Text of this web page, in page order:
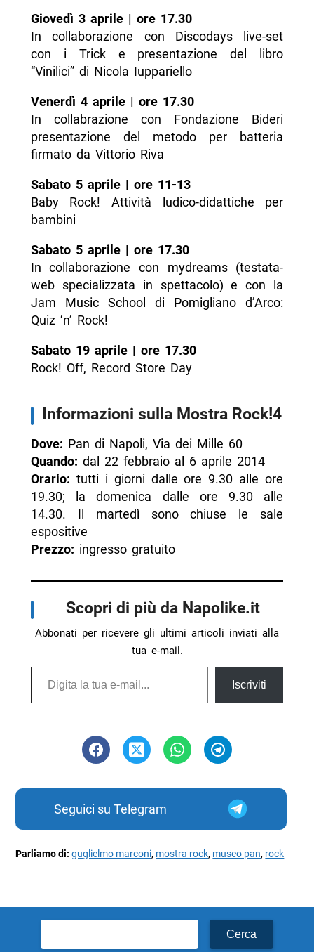
Giovedì 3 aprile | ore 17.30
In collaborazione con Discodays live-set
con i Trick e presentazione del libro
“Vinilici” di Nicola Iuppariello
Venerdì 4 aprile | ore 17.30
In collabrazione con Fondazione Bideri
presentazione del metodo per batteria
firmato da Vittorio Riva
Sabato 5 aprile | ore 11-13
Baby Rock! Attività ludico-didattiche per
bambini
Sabato 5 aprile | ore 17.30
In collaborazione con mydreams (testata-
web specializzata in spettacolo) e con la
Jam Music School di Pomigliano d’Arco:
Quiz ‘n’ Rock!
Sabato 19 aprile | ore 17.30
Rock! Off, Record Store Day
Informazioni sulla Mostra Rock!4
Dove: Pan di Napoli, Via dei Mille 60
Quando: dal 22 febbraio al 6 aprile 2014
Orario: tutti i giorni dalle ore 9.30 alle ore
19.30; la domenica dalle ore 9.30 alle
14.30. Il martedì sono chiuse le sale
espositive
Prezzo: ingresso gratuito
Scopri di più da Napolike.it
Abbonati per ricevere gli ultimi articoli inviati alla
tua e-mail.
Digita la tua e-mail...
Iscriviti
Seguici su Telegram
Parliamo di:guglielmo marconi, mostra rock, museo pan, rock
per: